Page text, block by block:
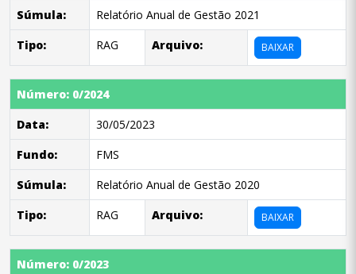
Súmula:
Relatório Anual de Gestão 2021
Tipo:
RAG Arquivo: BAIXAR
Número: 0/2024
Data:
30/05/2023
Fundo:
FMS
Súmula:
Relatório Anual de Gestão 2020
Tipo:
RAG Arquivo: BAIXAR
Número: 0/2023